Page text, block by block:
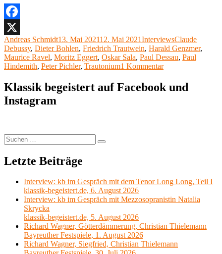
Pichler,
Trautoniumspieler“
Facebook
X
Autor
Andreas SchmidtVeröffentlicht
am
13. Mai 202112. Mai 2021Kategorien
InterviewsSchlagwörter
Claude
Debussy, Dieter Bohlen, Friedrich Trautwein, Harald Genzmer,
Maurice Ravel, Moritz Eggert, Oskar Sala, Paul Dessau, Paul
Hindemith, Peter Pichler, Trautonium1 Kommentarzu
Donnerstag
Klassik begeistert auf Facebook und
Instagram
Suchen
nach:
Suchen
Letzte Beiträge
Interview: kb im Gespräch mit dem Tenor Long Long, Teil I
klassik-begeistert.de, 6. August 2026
Interview: kb im Gespräch mit Mezzosopranistin Natalia
Skrycka
klassik-begeistert.de, 5. August 2026
Richard Wagner, Götterdämmerung, Christian Thielemann
Bayreuther Festspiele, 1. August 2026
Richard Wagner, Siegfried, Christian Thielemann